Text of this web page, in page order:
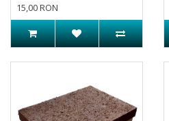
15,00 RON